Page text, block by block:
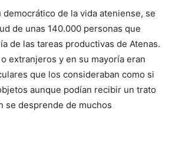
de la vida ateniense, se
de unas 140.000 personas que
de las tareas productivas de Atenas.
extranjeros y en su mayoría eran
que los consideraban como si
aunque podían recibir un trato
se desprende de muchos